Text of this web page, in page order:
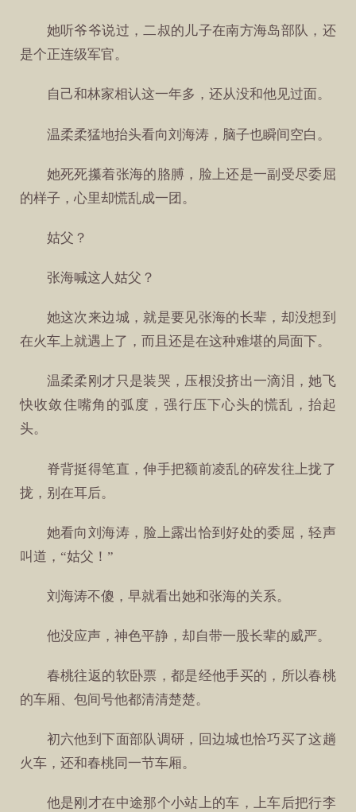
她听爷爷说过，二叔的儿子在南方海岛部队，还
是个正连级军官。
自己和林家相认这一年多，还从没和他见过面。
温柔柔猛地抬头看向刘海涛，脑子也瞬间空白。
她死死攥着张海的胳膊，脸上还是一副受尽委屈
的样子，心里却慌乱成一团。
姑父？
张海喊这人姑父？
她这次来边城，就是要见张海的长辈，却没想到
在火车上就遇上了，而且还是在这种难堪的局面下。
温柔柔刚才只是装哭，压根没挤出一滴泪，她飞
快收敛住嘴角的弧度，强行压下心头的慌乱，抬起
头。
脊背挺得笔直，伸手把额前凌乱的碎发往上拢了
拢，别在耳后。
她看向刘海涛，脸上露出恰到好处的委屈，轻声
叫道，“姑父！”
刘海涛不傻，早就看出她和张海的关系。
他没应声，神色平静，却自带一股长辈的威严。
春桃往返的软卧票，都是经他手买的，所以春桃
的车厢、包间号他都清清楚楚。
初六他到下面部队调研，回边城也恰巧买了这趟
火车，还和春桃同一节车厢。
他是刚才在中途那个小站上的车，上车后把行李